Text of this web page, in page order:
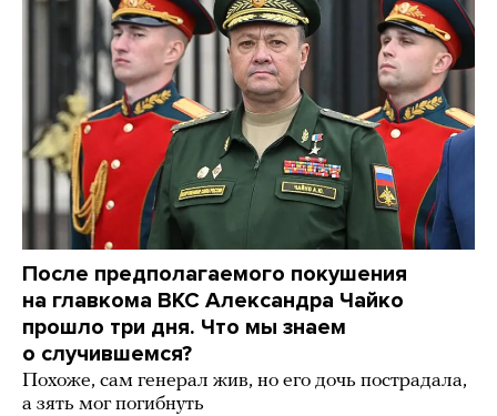
После предполагаемого покушения
на главкома ВКС Александра Чайко
прошло три дня. Что мы знаем
о случившемся?
Похоже, сам генерал жив, но его дочь пострадала,
а зять мог погибнуть